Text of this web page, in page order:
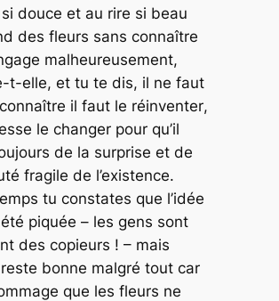
douce et au rire si beau
des fleurs sans connaître
malheureusement,
t-elle, et tu te dis, il ne faut
il faut le réinventer,
le changer pour qu’il
de la surprise et de
fragile de l’existence.
tu constates que l’idée
piquée – les gens sont
des copieurs ! – mais
reste bonne malgré tout car
que les fleurs ne